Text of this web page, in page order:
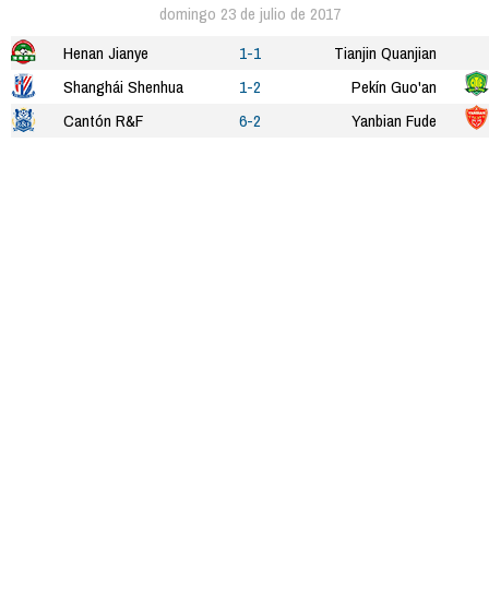
domingo 23 de julio de 2017
Henan Jianye
1-1
Tianjin Quanjian
Shanghái Shenhua
1-2
Pekín Guo'an
Cantón R&F
6-2 Yanbian Fude